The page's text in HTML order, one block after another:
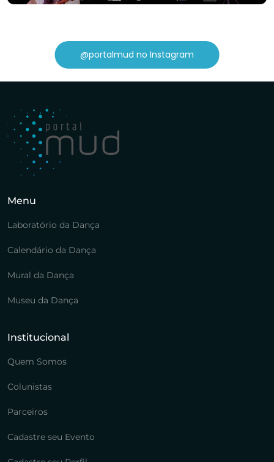
@portalmud no Instagram
Menu
Laboratório da Dança
Calendário da Dança
Mural da Dança
Museu da Dança
Institucional
Quem Somos
Colunistas
Parceiros
Cadastre seu Evento